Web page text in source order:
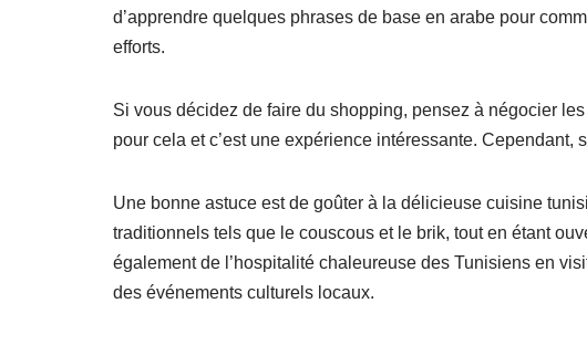
d’apprendre quelques phrases de base en arabe pour
efforts.
Si vous décidez de faire du shopping, pensez à négocier
pour cela et c’est une expérience intéressante.
Une bonne astuce est de goûter à la délicieuse cuisine
traditionnels tels que le couscous et le brik, tout en étant
également de l’hospitalité chaleureuse des Tunisiens en
des événements culturels locaux.